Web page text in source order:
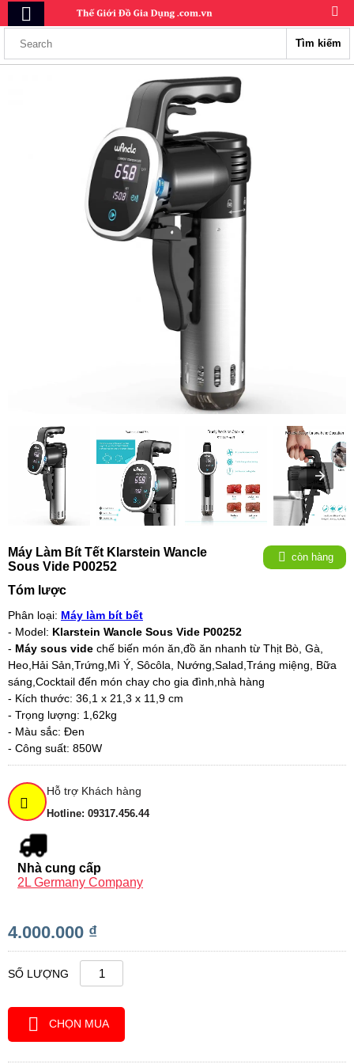
Tìm kiếm
Máy Làm Bít Tết Klarstein Wancle
Sous Vide P00252
còn hàng
Tóm lược
Phân loại: Máy làm bít bết
- Model: Klarstein Wancle Sous Vide P00252
- Máy sous vide chế biến món ăn,đồ ăn nhanh từ Thịt Bò, Gà,
Heo,Hải Sản,Trứng,Mì Ý, Sôcôla, Nướng,Salad,Tráng miệng, Bữa
sáng,Cocktail đến món chay cho gia đình,nhà hàng
- Kích thước: 36,1 x 21,3 x 11,9 cm
- Trọng lượng: 1,62kg
- Màu sắc: Đen
- Công suất: 850W
Hỗ trợ Khách hàng
Hotline: 09317.456.44
Nhà cung cấp
2L Germany Company
4.000.000 ₫
SỐ LƯỢNG
CHỌN MUA